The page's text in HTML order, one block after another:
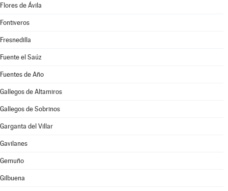
Flores de Ávila
Fontiveros
Fresnedilla
Fuente el Saúz
Fuentes de Año
Gallegos de Altamiros
Gallegos de Sobrinos
Garganta del Villar
Gavilanes
Gemuño
Gilbuena